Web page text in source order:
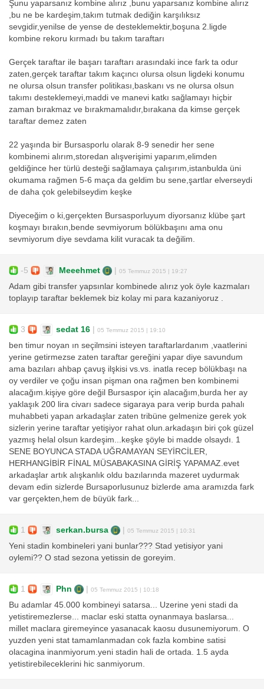
Şunu yaparsanız kombine alırız ,bunu yaparsanız kombine alırız
,bu ne be kardeşim,takım tutmak dediğin karşılıksız
sevgidir,yenilse de yense de desteklemektir,boşuna 2.ligde
kombine rekoru kırmadı bu takım taraftarı
Gerçek taraftar ile başarı taraftarı arasındaki ince fark ta odur
zaten,gerçek taraftar takım kaçıncı olursa olsun ligdeki konumu
ne olursa olsun transfer politikası,baskanı vs ne olursa olsun
takımı desteklemeyi,maddi ve manevi katkı sağlamayı hiçbir
zaman bırakmaz ve bırakmamalıdır,bırakana da kimse gerçek
taraftar demez zaten
22 yaşında bir Bursasporlu olarak 8-9 senedir her sene
kombinemi alırım,storedan alışverişimi yaparım,elimden
geldiğince her türlü desteği sağlamaya çalışırım,istanbulda üni
okumama rağmen 5-6 maça da geldim bu sene,şartlar elverseydi
de daha çok gelebilseydim keşke
Diyeceğim o ki,gerçekten Bursasporluyum diyorsanız klübe şart
koşmayı bırakın,bende sevmiyorum bölükbaşını ama onu
sevmiyorum diye sevdama kilit vuracak ta değilim.
-5 Meeehmet 05 Temmuz 2015 | 19:27
Adam gibi transfer yapsınlar kombinede alırız yok öyle kazmaları
toplayıp taraftar beklemek biz kolay mi para kazaniyoruz .
3 sedat 16 05 Temmuz 2015 | 19:10
ben timur noyan ın seçilmsini isteyen taraftarlardanım ,vaatlerini
yerine getirmezse zaten taraftar gereğini yapar diye savundum
ama bazıları ahbap çavuş ilşkisi vs.vs. inatla recep bölükbaşı na
oy verdiler ve çoğu insan pişman ona rağmen ben kombinemi
alacağım.kişiye göre değil Bursaspor için alacağım,burda her ay
yaklaşık 200 lira civarı sadece sigaraya para verip burda pahalı
muhabbeti yapan arkadaşlar zaten tribüne gelmenize gerek yok
sizlerin yerine taraftar yetişiyor rahat olun.arkadaşın biri çok güzel
yazmış helal olsun kardeşim...keşke şöyle bi madde olsaydı. 1
SENE BOYUNCA STADA UĞRAMAYAN SEYİRCİLER,
HERHANGİBİR FİNAL MÜSABAKASINA GİRİŞ YAPAMAZ.evet
arkadaşlar artık alışkanlık oldu bazılarında mazeret uydurmak
devam edin sizlerde Bursaporlusunuz bizlerde ama aramızda fark
var gerçekten,hem de büyük fark...
1 serkan.bursa 05 Temmuz 2015 | 10:31
Yeni stadin kombineleri yani bunlar??? Stad yetisiyor yani
oylemi?? O stad sezona yetissin de goreyim.
1 Phn 05 Temmuz 2015 | 10:18
Bu adamlar 45.000 kombineyi satarsa... Uzerine yeni stadi da
yetistiremezlerse... maclar eski statta oynanmaya baslarsa...
millet maclara giremeyince yasanacak kaosu dusunemiyorum. O
yuzden yeni stat tamamlanmadan cok fazla kombine satisi
olacagina inanmiyorum.yeni stadin hali de ortada. 1.5 ayda
yetistirebileceklerini hic sanmiyorum.